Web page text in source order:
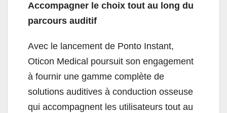
Accompagner le choix tout au long du
parcours auditif
Avec le lancement de Ponto Instant,
Oticon Medical poursuit son engagement
à fournir une gamme complète de
solutions auditives à conduction osseuse
qui accompagnent les utilisateurs tout au